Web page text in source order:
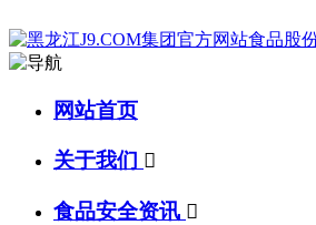
网站首页
关于我们 
食品安全资讯 